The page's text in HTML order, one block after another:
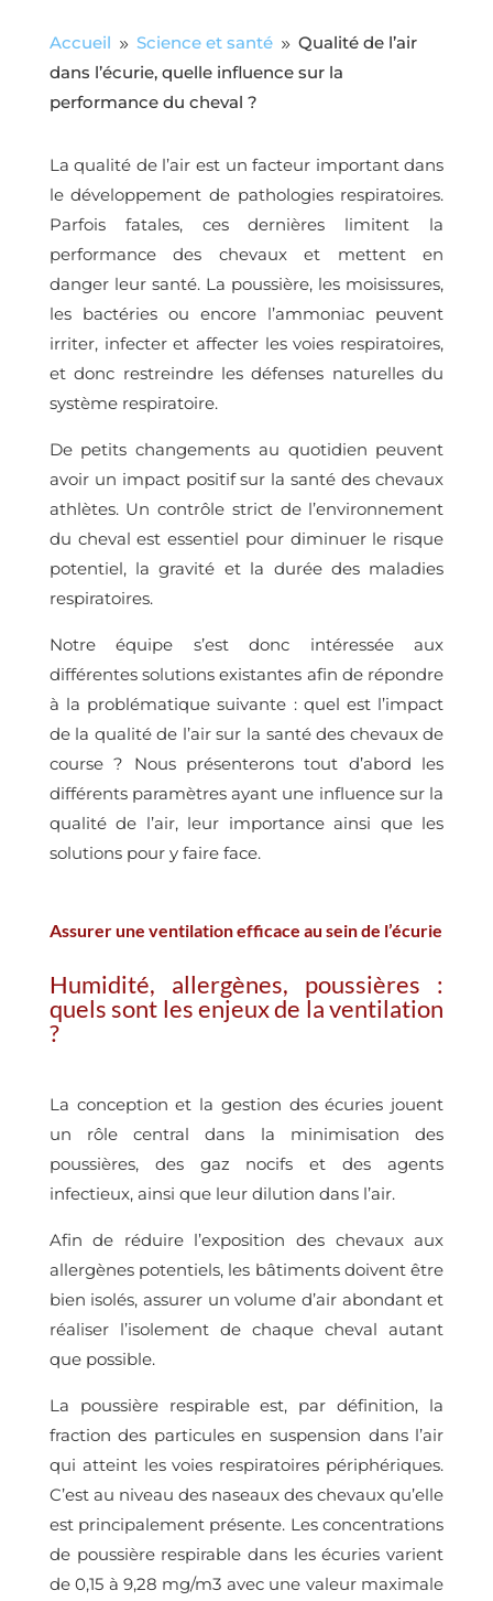
Accueil 9 Science et santé 9 Qualité de l’air
dans l’écurie, quelle influence sur la
performance du cheval ?
La qualité de l’air est un facteur important dans
le développement de pathologies respiratoires.
Parfois fatales, ces dernières limitent la
performance des chevaux et mettent en
danger leur santé. La poussière, les moisissures,
les bactéries ou encore l’ammoniac peuvent
irriter, infecter et affecter les voies respiratoires,
et donc restreindre les défenses naturelles du
système respiratoire.
De petits changements au quotidien peuvent
avoir un impact positif sur la santé des chevaux
athlètes. Un contrôle strict de l’environnement
du cheval est essentiel pour diminuer le risque
potentiel, la gravité et la durée des maladies
respiratoires.
Notre équipe s’est donc intéressée aux
différentes solutions existantes afin de répondre
à la problématique suivante : quel est l’impact
de la qualité de l’air sur la santé des chevaux de
course ? Nous présenterons tout d’abord les
différents paramètres ayant une influence sur la
qualité de l’air, leur importance ainsi que les
solutions pour y faire face.
Assurer une ventilation efficace au sein de l’écurie
Humidité, allergènes, poussières :
quels sont les enjeux de la ventilation
?
La conception et la gestion des écuries jouent
un rôle central dans la minimisation des
poussières, des gaz nocifs et des agents
infectieux, ainsi que leur dilution dans l’air.
Afin de réduire l’exposition des chevaux aux
allergènes potentiels, les bâtiments doivent être
bien isolés, assurer un volume d’air abondant et
réaliser l’isolement de chaque cheval autant
que possible.
La poussière respirable est, par définition, la
fraction des particules en suspension dans l’air
qui atteint les voies respiratoires périphériques.
C’est au niveau des naseaux des chevaux qu’elle
est principalement présente. Les concentrations
de poussière respirable dans les écuries varient
de 0,15 à 9,28 mg/m3 avec une valeur maximale